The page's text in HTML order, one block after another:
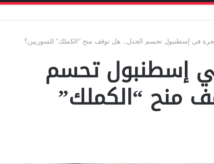
في إسطنبول تحسم الجدل.. هل توقف منح “الكملك” للسوريين؟
إسطنبول تحسم
منح “الكملك”